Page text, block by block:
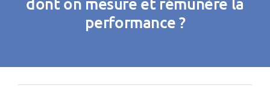
performance ?